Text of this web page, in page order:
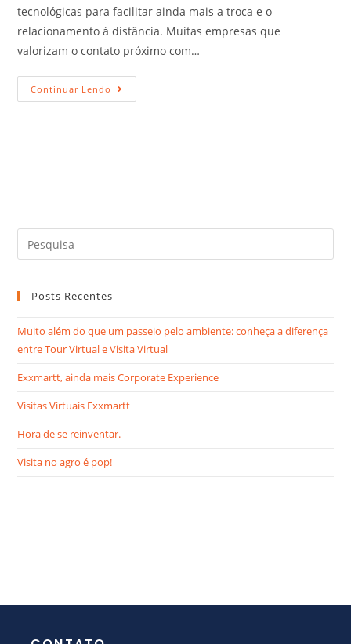
tecnológicas para facilitar ainda mais a troca e o
relacionamento à distância. Muitas empresas que
valorizam o contato próximo com…
Continuar Lendo
Posts Recentes
Muito além do que um passeio pelo ambiente: conheça a diferença
entre Tour Virtual e Visita Virtual
Exxmartt, ainda mais Corporate Experience
Visitas Virtuais Exxmartt
Hora de se reinventar.
Visita no agro é pop!